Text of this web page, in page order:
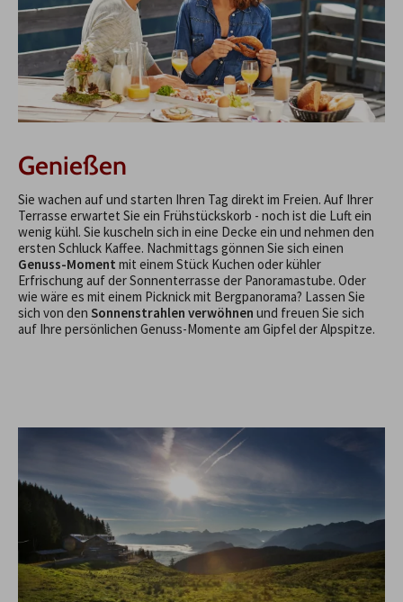
Genießen
Sie wachen auf und starten Ihren Tag direkt im Freien. Auf Ihrer
Terrasse erwartet Sie ein Frühstückskorb - noch ist die Luft ein
wenig kühl. Sie kuscheln sich in eine Decke ein und nehmen den
ersten Schluck Kaffee. Nachmittags gönnen Sie sich einen
Genuss-Moment mit einem Stück Kuchen oder kühler
Erfrischung auf der Sonnenterrasse der Panoramastube. Oder
wie wäre es mit einem Picknick mit Bergpanorama? Lassen Sie
sich von den Sonnenstrahlen verwöhnen und freuen Sie sich
auf Ihre persönlichen Genuss-Momente am Gipfel der Alpspitze.